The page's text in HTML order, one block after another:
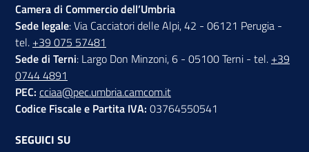
Camera di Commercio dell’Umbria
Sede legale: Via Cacciatori delle Alpi, 42 - 06121 Perugia -
tel. +39 075 57481
Sede di Terni: Largo Don Minzoni, 6 - 05100 Terni - tel. +39
0744 4891
PEC: cciaa@pec.umbria.camcom.it
Codice Fiscale e Partita IVA: 03764550541
SEGUICI SU